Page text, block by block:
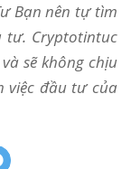
Bạn nên tự tìm
tư. Cryptotintuc
sẽ không chịu
việc đầu tư của